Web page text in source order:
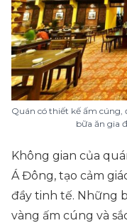
Quán có thiết kế ấm
bữa ăn gia
Không gian của
Á Đông, tạo cảm
đầy tinh tế. Những
vàng ấm cúng và